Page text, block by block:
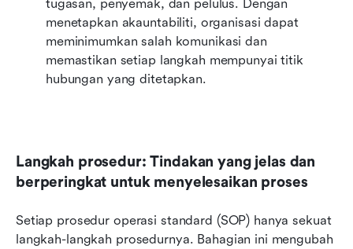
tugasan, penyemak, dan pelulus. Dengan
menetapkan akauntabiliti, organisasi dapat
meminimumkan salah komunikasi dan
memastikan setiap langkah mempunyai titik
hubungan yang ditetapkan.
Langkah prosedur: Tindakan yang jelas dan
berperingkat untuk menyelesaikan proses
Setiap prosedur operasi standard (SOP) hanya sekuat
langkah-langkah prosedurnya. Bahagian ini mengubah